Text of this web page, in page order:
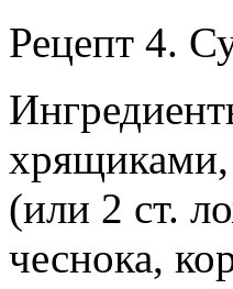
Рецепт 4.
хрящиками,
(или 2 ст.
чеснока,